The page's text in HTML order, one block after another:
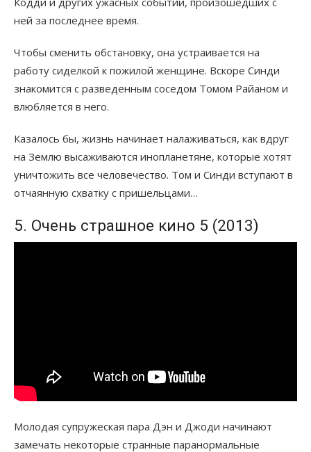
ней за последнее время.
Чтобы сменить обстановку, она устраивается на
работу сиделкой к пожилой женщине. Вскоре Синди
знакомится с разведенным соседом Томом Райаном и
влюбляется в него.
Казалось бы, жизнь начинает налаживаться, как вдруг
на Землю высаживаются инопланетяне, которые хотят
уничтожить все человечество. Том и Синди вступают в
отчаянную схватку с пришельцами…
5. Очень страшное кино 5 (2013)
Молодая супружеская пара Дэн и Джоди начинают
замечать некоторые странные паранормальные